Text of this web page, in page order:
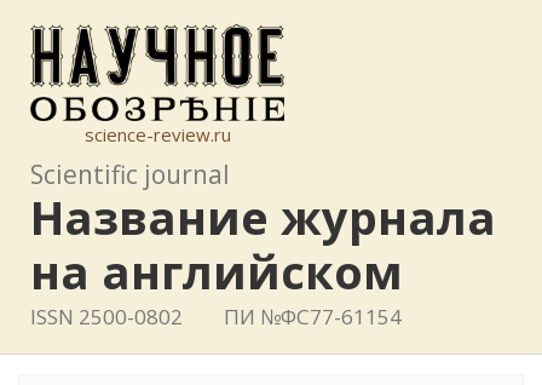
science-review.ru
Scientific journal
Название журнала
на английском
ISSN 2500-0802 ПИ №ФС77-61154